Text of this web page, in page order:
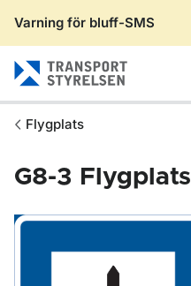
Varning för bluff-SMS
Flygplats
G8-3 Flygplats